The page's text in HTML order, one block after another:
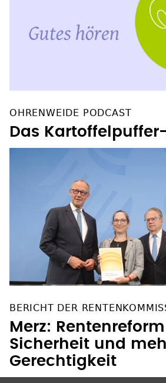
OHRENWEIDE PODCAST
Das
BERICHT DER
Merz:
Sicherheit und
Gerechtigkeit